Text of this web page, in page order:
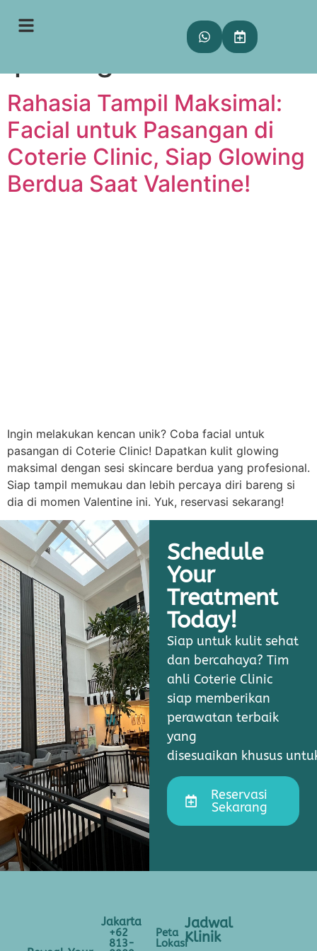
Tag:
facial untuk
Rahasia Tampil Maksimal:
Facial untuk Pasangan di
Coterie Clinic, Siap Glowing
Berdua Saat Valentine!
Ingin melakukan kencan unik? Coba facial untuk
pasangan di Coterie Clinic! Dapatkan kulit glowing
maksimal dengan sesi skincare berdua yang profesional.
Siap tampil memukau dan lebih percaya diri bareng si
dia di momen Valentine ini. Yuk, reservasi sekarang!
Schedule
Your
Treatment
Today!
Siap untuk kulit sehat
dan bercahaya? Tim
ahli Coterie Clinic
siap memberikan
perawatan terbaik
yang
disesuaikan khusus
Reservasi
Sekarang
Jakarta
+62
813-
Peta
Lokasi
Jadwal
Klinik